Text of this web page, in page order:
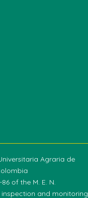
Agraria de
of the M. E. N.
and monitoring